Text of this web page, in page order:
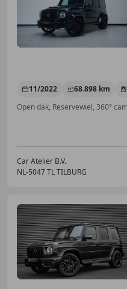
11/2022 68.898 km
Car Atelier B.V.
NL-5047 TL TILBURG